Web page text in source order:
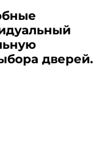
дверей.